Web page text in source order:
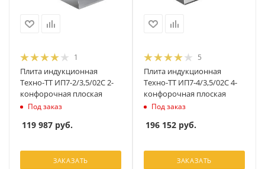
1
Плита индукционная
Техно-ТТ ИП7-2/3,5/02С 2-
конфорочная плоская
Под заказ
119 987 руб.
ЗАКАЗАТЬ
5
Плита индукционная
Техно-ТТ ИП7-4/3,5/02С 4-
конфорочная плоская
Под заказ
196 152 руб.
ЗАКАЗАТЬ